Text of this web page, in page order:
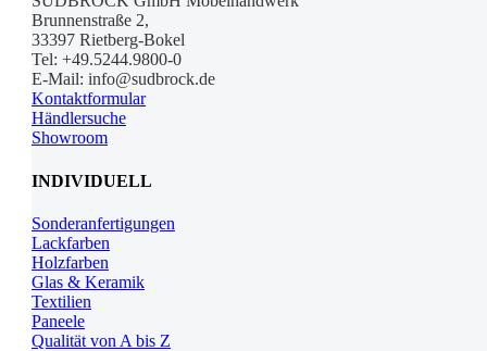
Brunnenstraße 2,
33397 Rietberg-Bokel
Tel: +49.5244.9800-0
E-Mail: info@sudbrock.de
Kontaktformular
Händlersuche
Showroom
INDIVIDUELL
Sonderanfertigungen
Lackfarben
Holzfarben
Glas & Keramik
Textilien
Paneele
Qualität von A bis Z